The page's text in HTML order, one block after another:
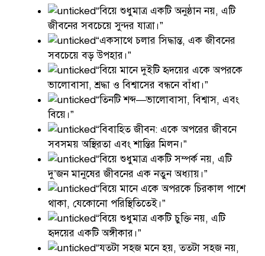
“বিয়ে শুধুমাত্র একটি অনুষ্ঠান নয়, এটি
জীবনের সবচেয়ে সুন্দর যাত্রা।”
“একসাথে চলার সিদ্ধান্ত, এক জীবনের
সবচেয়ে বড় উপহার।”
“বিয়ে মানে দুইটি হৃদয়ের একে অপরকে
ভালোবাসা, শ্রদ্ধা ও বিশ্বাসের বন্ধনে বাঁধা।”
“তিনটি শব্দ—ভালোবাসা, বিশ্বাস, এবং
বিয়ে।”
“বিবাহিত জীবন: একে অপরের জীবনে
সবসময় অস্থিরতা এবং শান্তির মিলন।”
“বিয়ে শুধুমাত্র একটি সম্পর্ক নয়, এটি
দু’জন মানুষের জীবনের এক নতুন অধ্যায়।”
“বিয়ে মানে একে অপরকে চিরকাল পাশে
থাকা, যেকোনো পরিস্থিতিতেই।”
“বিয়ে শুধুমাত্র একটি চুক্তি নয়, এটি
হৃদয়ের একটি অঙ্গীকার।”
“যতটা সহজ মনে হয়, ততটা সহজ নয়,